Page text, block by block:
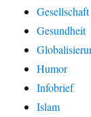
Gesellschaft
Gesundheit
Humor
Infobrief
Islam